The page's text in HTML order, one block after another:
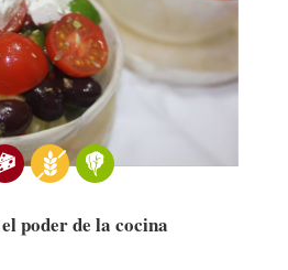
poder de la cocina